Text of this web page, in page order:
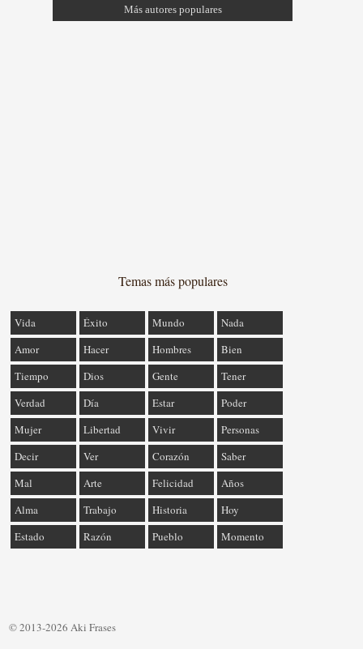
Más autores populares
Temas más populares
Vida Éxito Mundo
Nada
Amor
Hacer Hombres
Bien
Tiempo
Dios Gente
Tener
Verdad
Día Estar
Poder
Mujer
Libertad Vivir
Personas
Decir
Ver Corazón
Saber
Mal
Arte Felicidad
Años
Alma
Trabajo Historia
Hoy
Estado
Razón Pueblo Momento
© 2013-2026 Aki Frases